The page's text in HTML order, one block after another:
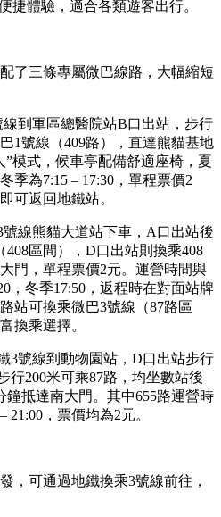
捷體驗，適合各類遊客出行。
了三條專屬微巴線路，大幅縮短
到軍區總醫院站B口出站，步行
1號線（409路），直達熊貓基地
模式，候車亭配備舒適座椅，夏
季為7:15 – 17:30，單程票價2
可返回地鐵站。
線熊貓大道站下車，A口出站後
區間），D口出站則換乘408
門，單程票價2元。運營時間與
，冬季17:50，返程時在對面站牌
站可換乘微巴3號線（87路區
換乘選擇。
3號線到動物園站，D口出站步行
行200米可乘87路，均坐數站後
抵達南大門。其中655路運營時
21:00，票價均為2元。
，可通過地鐵換乘3號線前往，